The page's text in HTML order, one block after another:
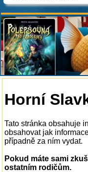
Horní
Tato stránka obsahuje
obsahovat jak
případně za ním vydat.
Pokud máte sami
ostatním rodičům.